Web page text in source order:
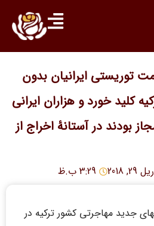
توریستی ایرانیان بدون
کلید خورد و هزاران ایرانی
بودند در آستانۀ اخراج از
2018 3:29 ب.ظ
جدید مهاجرتی کشور ترکیه در